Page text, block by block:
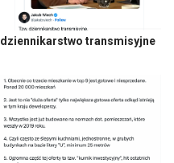
dziennikarstwo transmisyjne